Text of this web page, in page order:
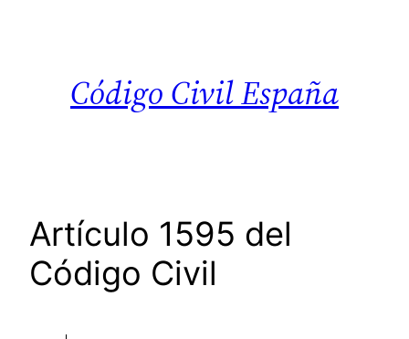
Código Civil España
Artículo 1595 del
Código Civil